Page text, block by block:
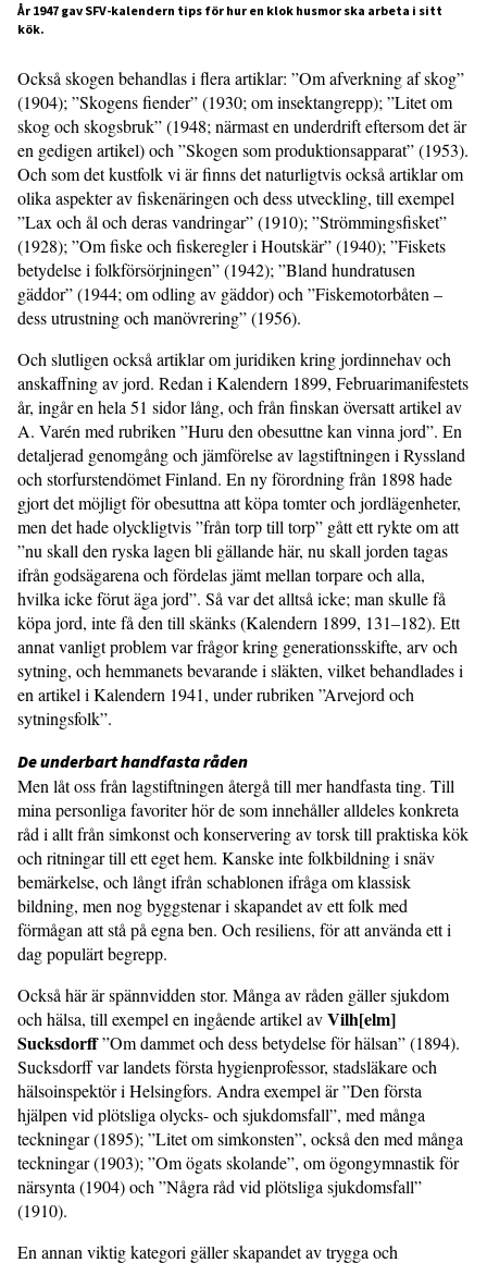
År 1947 gav SFV-kalendern tips för hur en klok husmor ska arbeta i sitt
kök.
Också skogen behandlas i flera artiklar: ”Om afverkning af skog”
(1904); ”Skogens fiender” (1930; om insektangrepp); ”Litet om
skog och skogsbruk” (1948; närmast en underdrift eftersom det är
en gedigen artikel) och ”Skogen som produktionsapparat” (1953).
Och som det kustfolk vi är finns det naturligtvis också artiklar om
olika aspekter av fiskenäringen och dess utveckling, till exempel
”Lax och ål och deras vandringar” (1910); ”Strömmingsfisket”
(1928); ”Om fiske och fiskeregler i Houtskär” (1940); ”Fiskets
betydelse i folkförsörjningen” (1942); ”Bland hundratusen
gäddor” (1944; om odling av gäddor) och ”Fiskemotorbåten –
dess utrustning och manövrering” (1956).
Och slutligen också artiklar om juridiken kring jordinnehav och
anskaffning av jord. Redan i Kalendern 1899, Februarimanifestets
år, ingår en hela 51 sidor lång, och från finskan översatt artikel av
A. Varén med rubriken ”Huru den obesuttne kan vinna jord”. En
detaljerad genomgång och jämförelse av lagstiftningen i Ryssland
och storfurstendömet Finland. En ny förordning från 1898 hade
gjort det möjligt för obesuttna att köpa tomter och jordlägenheter,
men det hade olyckligtvis ”från torp till torp” gått ett rykte om att
”nu skall den ryska lagen bli gällande här, nu skall jorden tagas
ifrån godsägarena och fördelas jämt mellan torpare och alla,
hvilka icke förut äga jord”. Så var det alltså icke; man skulle få
köpa jord, inte få den till skänks (Kalendern 1899, 131–182). Ett
annat vanligt problem var frågor kring generationsskifte, arv och
sytning, och hemmanets bevarande i släkten, vilket behandlades i
en artikel i Kalendern 1941, under rubriken ”Arvejord och
sytningsfolk”.
De underbart handfasta råden
Men låt oss från lagstiftningen återgå till mer handfasta ting. Till
mina personliga favoriter hör de som innehåller alldeles konkreta
råd i allt från simkonst och konservering av torsk till praktiska kök
och ritningar till ett eget hem. Kanske inte folkbildning i snäv
bemärkelse, och långt ifrån schablonen ifråga om klassisk
bildning, men nog byggstenar i skapandet av ett folk med
förmågan att stå på egna ben. Och resiliens, för att använda ett i
dag populärt begrepp.
Också här är spännvidden stor. Många av råden gäller sjukdom
och hälsa, till exempel en ingående artikel avVilh[elm]
Sucksdorff”Om dammet och dess betydelse för hälsan” (1894).
Sucksdorff var landets första hygienprofessor, stadsläkare och
hälsoinspektör i Helsingfors. Andra exempel är ”Den första
hjälpen vid plötsliga olycks- och sjukdomsfall”, med många
teckningar (1895); ”Litet om simkonsten”, också den med många
teckningar (1903); ”Om ögats skolande”, om ögongymnastik för
närsynta (1904) och ”Några råd vid plötsliga sjukdomsfall”
(1910).
En annan viktig kategori gäller skapandet av trygga och